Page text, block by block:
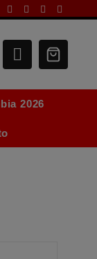
2026